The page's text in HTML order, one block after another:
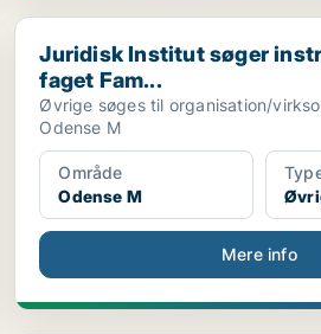
Juridisk Institut søger
Juridisk Institut søger
faget Fam...
Øvrige søges til organisation/
Odense M
Område
Odense M
Mere info